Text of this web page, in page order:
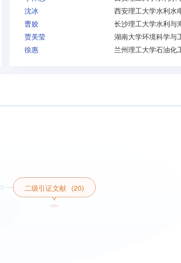
沈冰
曹姣
贾美莹
徐惠
二级引证文献 (20)